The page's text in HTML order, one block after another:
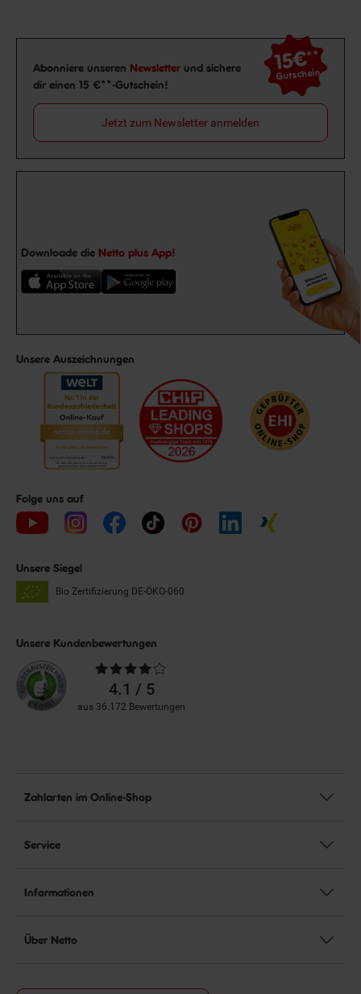
Newsletter Anmeldung
Abonniere unseren Newsletter und sichere
dir einen 15 €**-Gutschein!
15€**
Gutschein
Jetzt zum Newsletter anmelden
Downloade die Netto plus App!
Unsere Auszeichnungen
Folge uns auf
Unsere Siegel
Bio Zertifizierung DE-ÖKO-060
Unsere Kundenbewertungen
Durchschnittliche
Bewertungen4.1 / 5
aus 36.172 Bewertungen
Zahlarten im Online-Shop
Service
Informationen
Über Netto